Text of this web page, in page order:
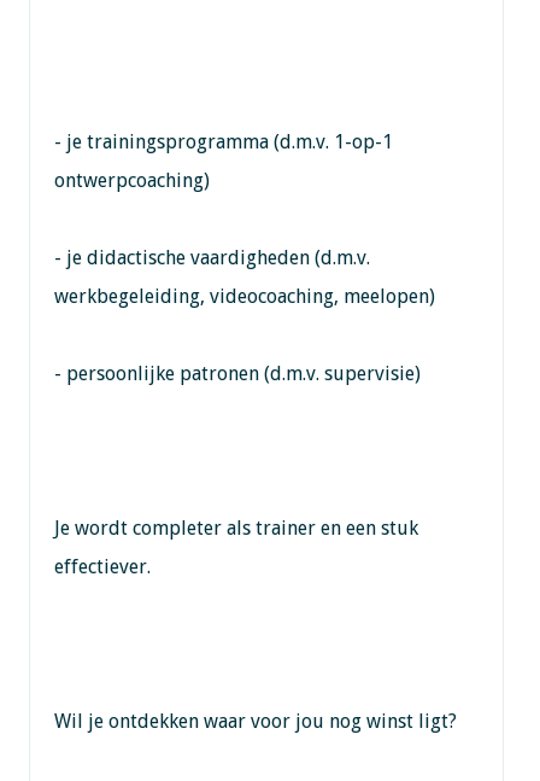
- je trainingsprogramma (d.m.v. 1-op-1
ontwerpcoaching)
- je didactische vaardigheden (d.m.v.
werkbegeleiding, videocoaching, meelopen)
- persoonlijke patronen (d.m.v. supervisie)
Je wordt completer als trainer en een stuk
effectiever.
Wil je ontdekken waar voor jou nog winst ligt?